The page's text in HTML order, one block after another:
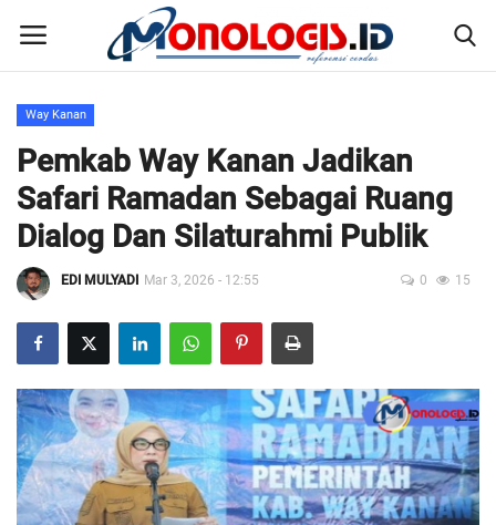
Home
Kontak
Disclaimer
Susunan Redaksi
Nusantara
Galeri
Way Kanan
Pemkab Way Kanan Jadikan
Safari Ramadan Sebagai Ruang
Dialog Dan Silaturahmi Publik
EDI MULYADI Mar 3, 2026 - 12:55 0 15